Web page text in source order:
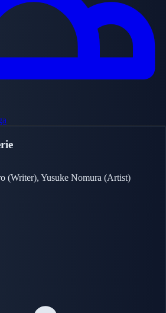
(Writer), Yusuke Nomura (Artist)